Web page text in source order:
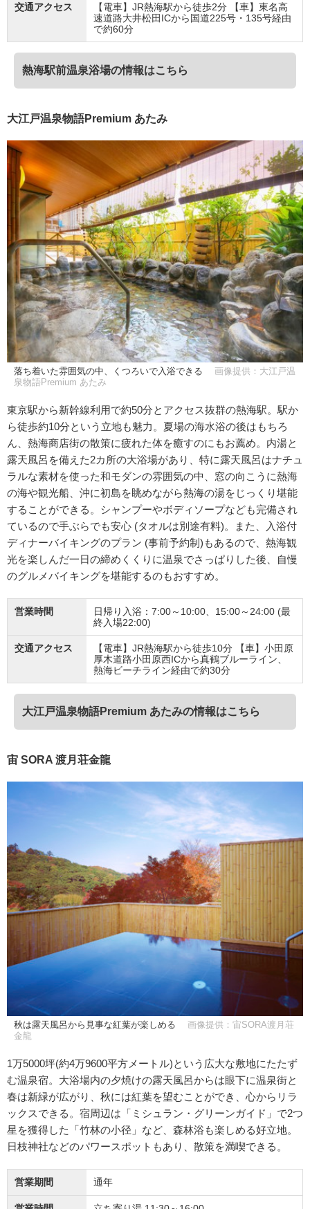
交通アクセス
【電車】JR熱海駅から徒歩2分 【車】東名高
速道路大井松田ICから国道225号・135号経由
で約60分
熱海駅前温泉浴場の情報はこちら
大江戸温泉物語Premium あたみ
落ち着いた雰囲気の中、くつろいで入浴できる
画像提供：大江戸温
泉物語Premium あたみ
東京駅から新幹線利用で約50分とアクセス抜群の熱海駅。駅か
ら徒歩約10分という立地も魅力。夏場の海水浴の後はもちろ
ん、熱海商店街の散策に疲れた体を癒すのにもお薦め。内湯と
露天風呂を備えた2カ所の大浴場があり、特に露天風呂はナチュ
ラルな素材を使った和モダンの雰囲気の中、窓の向こうに熱海
の海や観光船、沖に初島を眺めながら熱海の湯をじっくり堪能
することができる。シャンプーやボディソープなども完備され
ているので手ぶらでも安心 (タオルは別途有料)。また、入浴付
ディナーバイキングのプラン (事前予約制)もあるので、熱海観
光を楽しんだ一日の締めくくりに温泉でさっぱりした後、自慢
のグルメバイキングを堪能するのもおすすめ。
営業時間
日帰り入浴：7:00～10:00、15:00～24:00 (最
終入場22:00)
交通アクセス
【電車】JR熱海駅から徒歩10分 【車】小田原
厚木道路小田原西ICから真鶴ブルーライン、
熱海ビーチライン経由で約30分
大江戸温泉物語Premium あたみの情報はこちら
宙 SORA 渡月荘金龍
秋は露天風呂から見事な紅葉が楽しめる
画像提供：宙SORA渡月荘
金龍
1万5000坪(約4万9600平方メートル)という広大な敷地にたたず
む温泉宿。大浴場内の夕焼けの露天風呂からは眼下に温泉街と
春は新緑が広がり、秋には紅葉を望むことができ、心からリラ
ックスできる。宿周辺は「ミシュラン・グリーンガイド」で2つ
星を獲得した「竹林の小径」など、森林浴も楽しめる好立地。
日枝神社などのパワースポットもあり、散策を満喫できる。
営業期間 通年